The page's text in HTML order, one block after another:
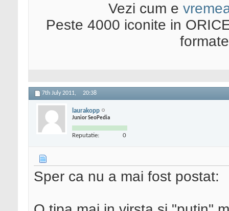
Vezi cum e
Peste 4000 iconite in
7th July 2011, 20:38
laurakopp
Junior SeoPedia
Reputatie: 0
Sper ca nu a mai fost postat: